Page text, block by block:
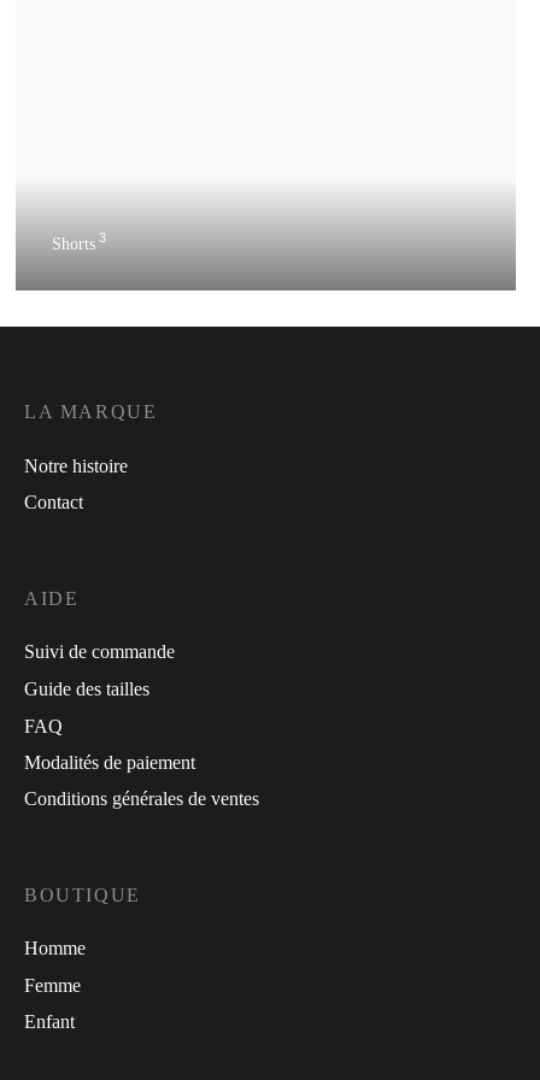
Shorts 3
LA MARQUE
Notre histoire
Contact
AIDE
Suivi de commande
Guide des tailles
FAQ
Modalités de paiement
Conditions générales de ventes
BOUTIQUE
Homme
Femme
Enfant